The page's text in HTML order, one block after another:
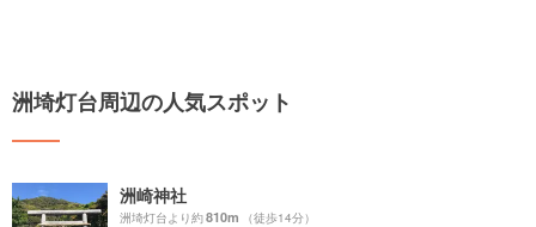
洲埼灯台周辺の人気スポット
洲崎神社
洲埼灯台より約810m （徒歩14分）